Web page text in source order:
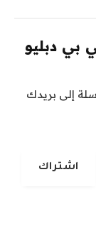
بي دبليو
إلى بريدك
اشتراك